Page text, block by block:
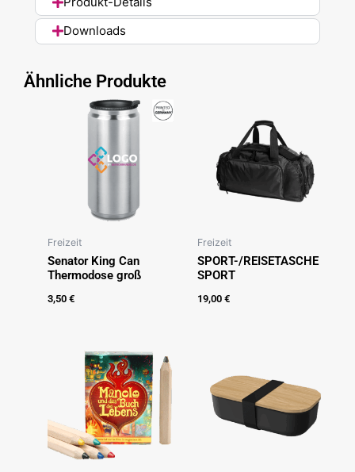
Downloads
Ähnliche Produkte
Freizeit
Senator King Can
Thermodose groß
3,50 €
Freizeit
SPORT-/REISETASCHE
SPORT
19,00 €